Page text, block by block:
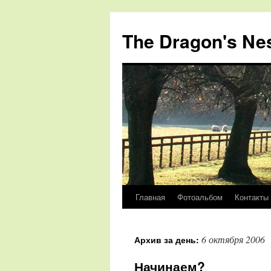
The Dragon's
Перейти
содержимому
Главная Фотоальбом Контакты
Архив за день: 6 октября 2006
Начинаем?